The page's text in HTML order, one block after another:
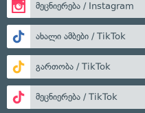
მეცნიერება / Instagram
ახალი ამბები / TikTok
გართობა / TikTok
მეცნიერება / TikTok